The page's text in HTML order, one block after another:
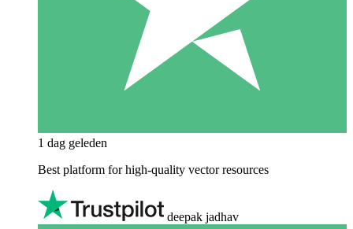
1 dag geleden
Best platform for high-quality vector resources
deepak jadhav